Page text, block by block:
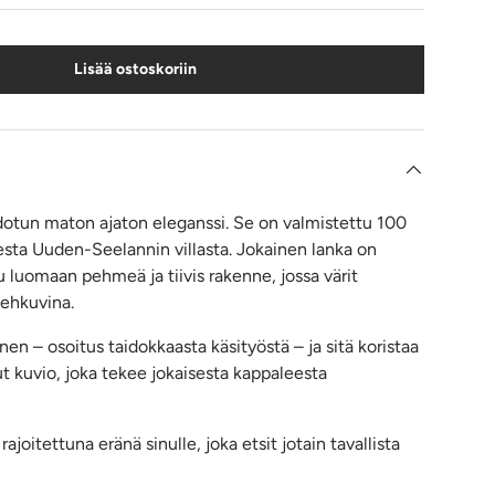
Lisää ostoskoriin
maton ajaton eleganssi. Se on valmistettu 100
Uuden-Seelannin villasta. Jokainen lanka on
pehmeä ja tiivis rakenne, jossa värit
– osoitus taidokkaasta käsityöstä – ja sitä koristaa
kuvio, joka tekee jokaisesta kappaleesta
eränä sinulle, joka etsit jotain tavallista